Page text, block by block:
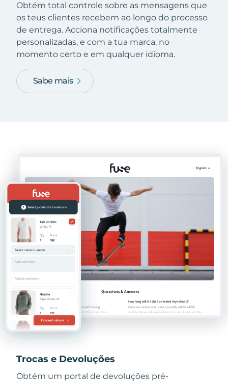
Obtém total controle sobre as mensagens que
os teus clientes recebem ao longo do processo
de entrega. Acciona notificações totalmente
personalizadas, e com a tua marca, no
momento certo e em qualquer idioma.
Sabe mais
Trocas e Devoluções
Obtém um portal de devoluções pré-